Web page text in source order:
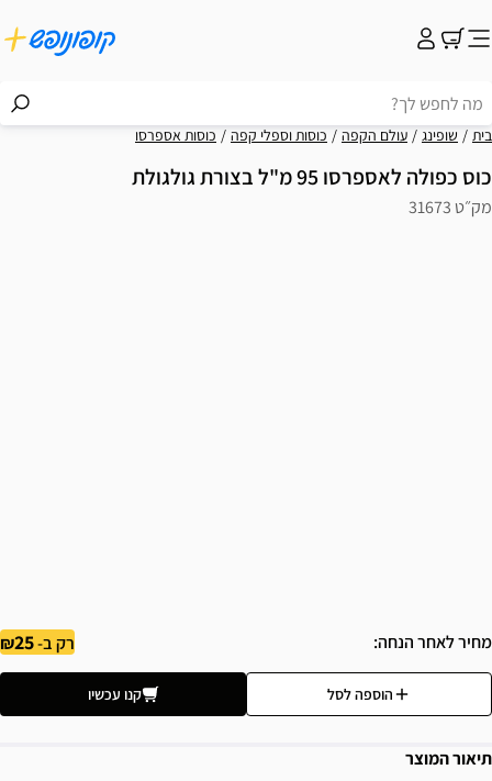
בית שופינג עולם הקפה כוסות וספלי קפה כוסות אספרסו
כוס כפולה לאספרסו 95 מ"ל בצורת גולגולת
מק״ט 31673
מחיר לאחר הנחה רק ב-25
הוספה לסל קנו עכשיו
תיאור המוצר